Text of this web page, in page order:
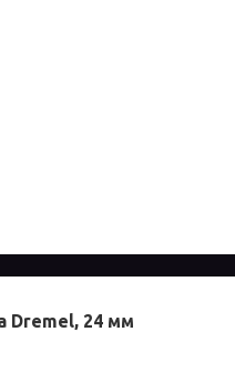
Dremel, 24 мм